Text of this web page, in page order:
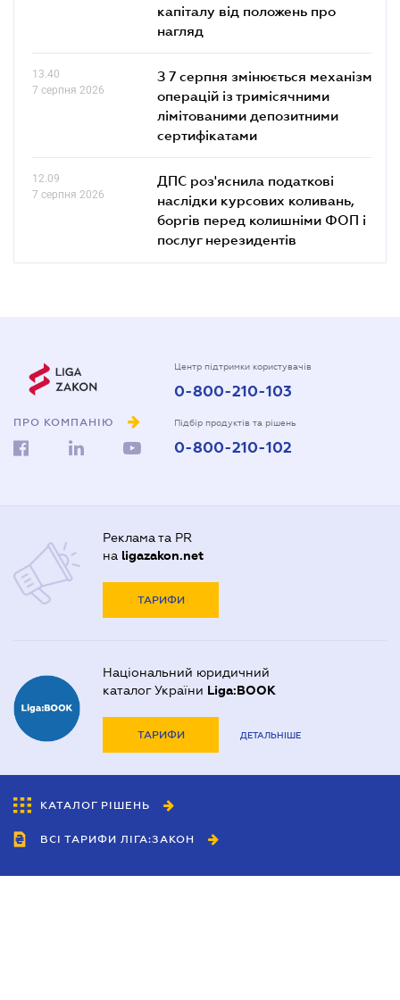
капіталу від положень про
нагляд
13.40
7 серпня 2026
З 7 серпня змінюється механізм
операцій із тримісячними
лімітованими депозитними
сертифікатами
12.09
7 серпня 2026
ДПС роз'яснила податкові
наслідки курсових коливань,
боргів перед колишніми ФОП і
послуг нерезидентів
ПРО КОМПАНІЮ
Центр підтримки користувачів
0-800-210-103
Підбір продуктів та рішень
0-800-210-102
Реклама та PR
на ligazakon.net
ТАРИФИ
Національний юридичний
каталог України Liga:BOOK
ТАРИФИ ДЕТАЛЬНІШЕ
КАТАЛОГ РІШЕНЬ
ВСІ ТАРИФИ ЛІГА:ЗАКОН